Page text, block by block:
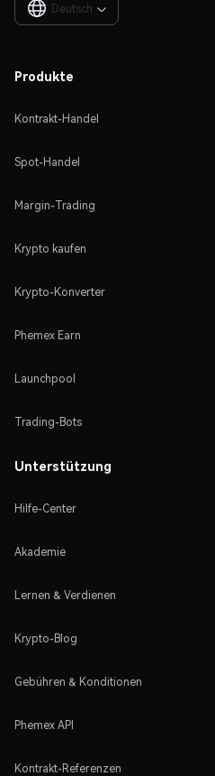
Deutsch 
Produkte
Kontrakt-Handel
Spot-Handel
Margin-Trading
Krypto kaufen
Krypto-Konverter
Phemex Earn
Launchpool
Trading-Bots
Unterstützung
Hilfe-Center
Akademie
Lernen & Verdienen
Krypto-Blog
Gebühren & Konditionen
Phemex API
Kontrakt-Referenzen